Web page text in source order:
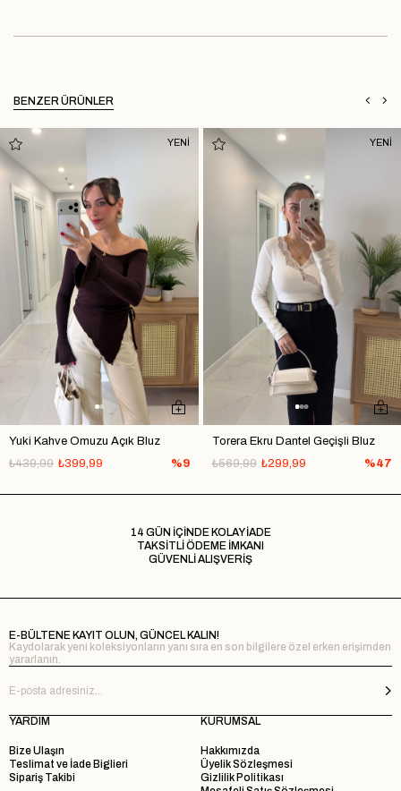
BENZER ÜRÜNLER
Yuki Kahve Omuzu Açık Bluz
₺399,99
₺439,99 %9
YENİ
Torera Ekru Dantel Geçişli Bluz
₺299,99
₺569,99 %47
YENİ
14 GÜN İÇİNDE KOLAY İADE
TAKSİTLİ ÖDEME İMKANI
GÜVENLİ ALIŞVERİŞ
E-BÜLTENE KAYIT OLUN, GÜNCEL KALIN!
Kaydolarak yeni koleksiyonların yanı sıra en son bilgilere özel erken erişimden
yararlanın.
YARDIM
Bize Ulaşın
Teslimat ve İade Biglieri
Sipariş Takibi
KURUMSAL
Hakkımızda
Üyelik Sözleşmesi
Gizlilik Politikası